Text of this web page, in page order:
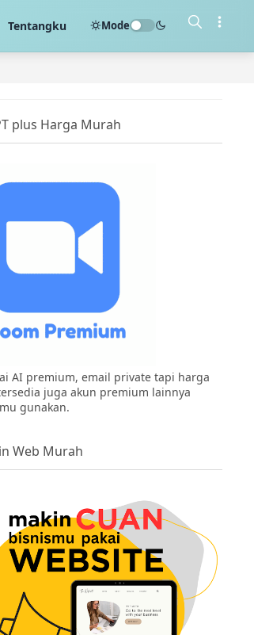
Tentangku Mode
plus Harga Murah
AI premium, email private tapi harga
juga akun premium lainnya
gunakan.
Web Murah